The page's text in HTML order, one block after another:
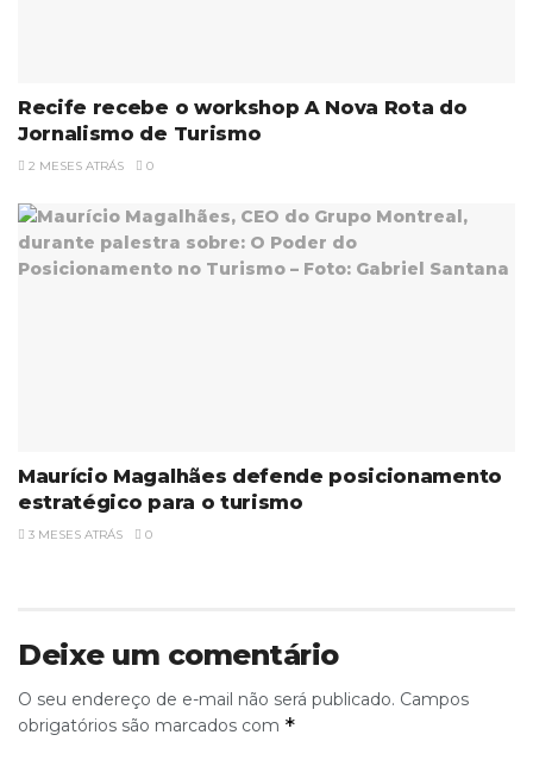
Recife recebe o workshop A Nova Rota do
Jornalismo de Turismo
2 MESES ATRÁS 0
Maurício Magalhães defende posicionamento
estratégico para o turismo
3 MESES ATRÁS 0
Deixe um comentário
O seu endereço de e-mail não será publicado. Campos
obrigatórios são marcados com *